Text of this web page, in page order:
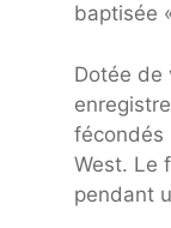
baptisée
Dotée de
fécondés
West. Le
pendant